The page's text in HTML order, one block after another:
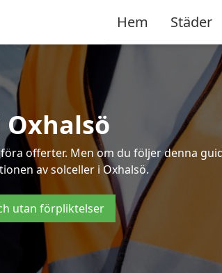
Hem Städer
offerter. Men om du följer denna
av solceller i Oxhalsö.
utan förpliktelser